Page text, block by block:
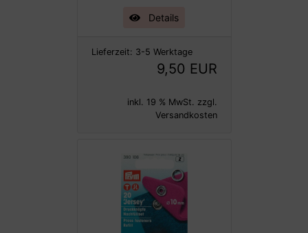
Details
Lieferzeit: 3-5 Werktage
9,50 EUR
inkl. 19 % MwSt. zzgl.
Versandkosten